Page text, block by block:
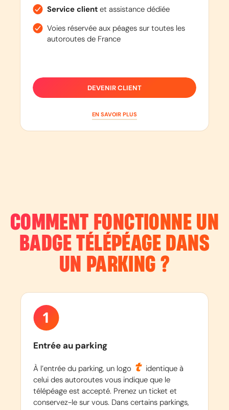
Service clientet assistance dédiée
Voies réservée aux péages sur toutes les
autoroutes de France
DEVENIR CLIENT
EN SAVOIR PLUS
COMMENT FONCTIONNE UN
BADGE TÉLÉPÉAGE DANS
UN PARKING ?
Entrée au parking
À l’entrée du parking, un logo
identique à
celui des autoroutes vous indique que le
télépéage est accepté. Prenez un ticket et
conservez-le sur vous. Dans certains parkings,